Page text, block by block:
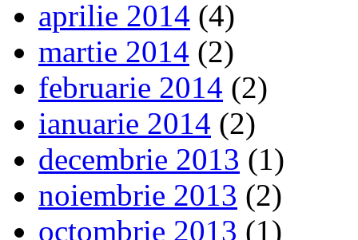
aprilie 2014 (4)
martie 2014 (2)
februarie 2014 (2)
ianuarie 2014 (2)
decembrie 2013 (1)
noiembrie 2013 (2)
octombrie 2013 (1)